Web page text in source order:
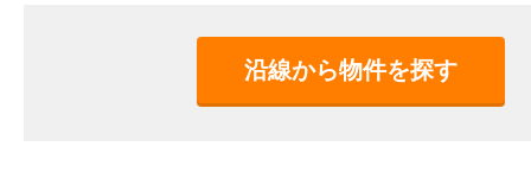
沿線から物件を探す